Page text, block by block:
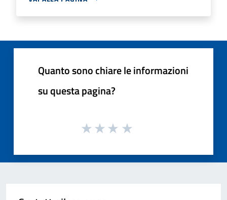
Quanto sono chiare le informazioni
su questa pagina?